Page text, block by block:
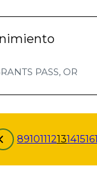
PASS, OR
8910111213141516